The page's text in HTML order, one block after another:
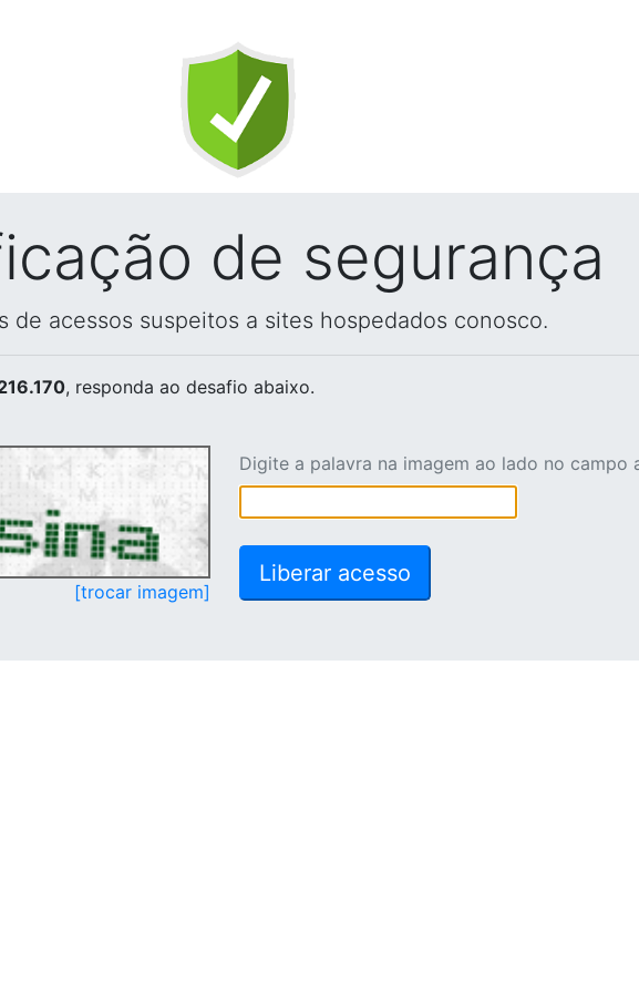
de segurança
de acessos suspeitos a sites hospedados conosco.
, responda ao desafio abaixo.
[trocar imagem]
Digite a palavra na imagem ao lado no campo